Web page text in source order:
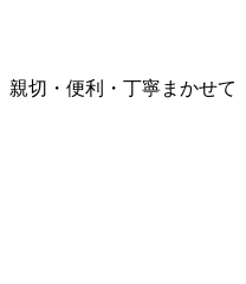
切・便利・丁寧まかせて